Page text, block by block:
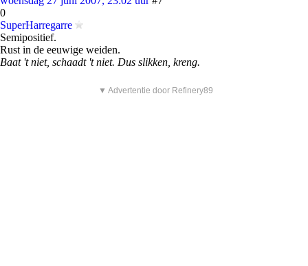
0
SuperHarregarre
Semipositief.
Rust in de eeuwige weiden.
Baat 't niet, schaadt 't niet. Dus slikken, kreng.
▼ Advertentie door Refinery89